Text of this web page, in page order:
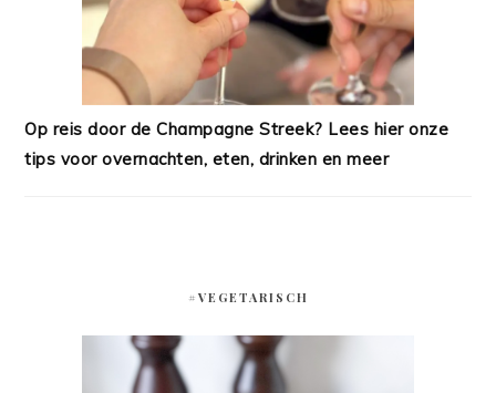
Op reis door de Champagne Streek? Lees hier onze
tips voor overnachten, eten, drinken en meer
#VEGETARISCH